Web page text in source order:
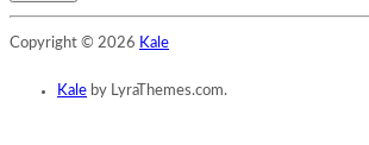
Searching
is
Copyright © 2026 Kale
Kale by LyraThemes.com.